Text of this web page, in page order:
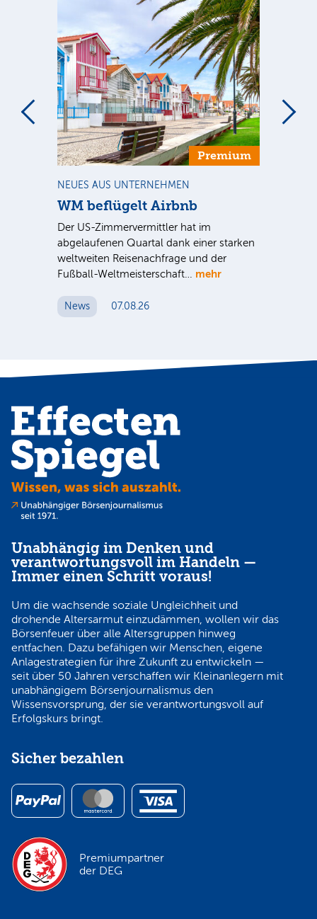
Premium
NEUES AUS UNTERNEHMEN
WM beflügelt Airbnb
Der US-Zimmervermittler hat im
abgelaufenen Quartal dank einer starken
weltweiten Reisenachfrage und der
Fußball-Weltmeisterschaft… mehr
News 07.08.26
Unabhängig im Denken und
verantwortungsvoll im Handeln —
Immer einen Schritt voraus!
Um die wachsende soziale Ungleichheit und
drohende Altersarmut einzudämmen, wollen wir das
Börsenfeuer über alle Altersgruppen hinweg
entfachen. Dazu befähigen wir Menschen, eigene
Anlagestrategien für ihre Zukunft zu entwickeln —
seit über 50 Jahren verschaffen wir Kleinanlegern mit
unabhängigem Börsenjournalismus den
Wissensvorsprung, der sie verantwortungsvoll auf
Erfolgskurs bringt.
Sicher bezahlen
Premiumpartner
der DEG